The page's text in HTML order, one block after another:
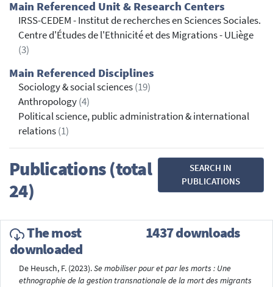
Main Referenced Unit & Research Centers
IRSS-CEDEM - Institut de recherches en Sciences Sociales.
Centre d'Études de l'Ethnicité et des Migrations - ULiège
(3)
Main Referenced Disciplines
Sociology & social sciences(19)
Anthropology(4)
Political science, public administration & international
relations(1)
Publications (total
24)
SEARCH IN
PUBLICATIONS
The most
downloaded
1437 downloads
De Heusch, F. (2023).Se mobiliser pour et par les morts : Une
ethnographie de la gestion transnationale de la mort des migrants